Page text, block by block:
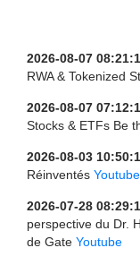
2026-08-07
RWA & Tokenized
2026-08-07
Stocks & ETFs Be
2026-08-03
Réinventés Youtube
2026-07-28
perspective du Dr.
de Gate Youtube